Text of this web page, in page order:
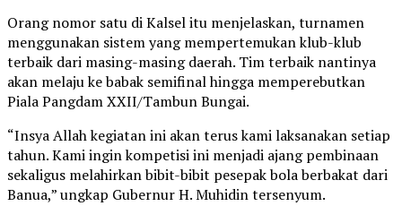
Orang nomor satu di Kalsel itu menjelaskan, turnamen
menggunakan sistem yang mempertemukan klub-klub
terbaik dari masing-masing daerah. Tim terbaik nantinya
akan melaju ke babak semifinal hingga memperebutkan
Piala Pangdam XXII/Tambun Bungai.
“Insya Allah kegiatan ini akan terus kami laksanakan setiap
tahun. Kami ingin kompetisi ini menjadi ajang pembinaan
sekaligus melahirkan bibit-bibit pesepak bola berbakat dari
Banua,” ungkap Gubernur H. Muhidin tersenyum.